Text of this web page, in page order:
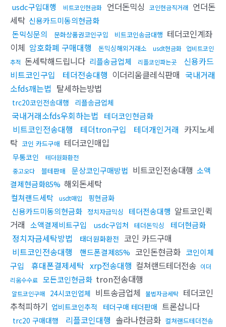
usdc구입대행 비트코인현금화 언더돈믹싱 코인현금직거래 언더돈
세탁 신용카드미동의현금화
돈믹싱문의
문화상품권코인구입 비트코인송금대행 테더코인계좌
이체 암호화폐 구매대행 돈믹싱해외거래소 usdt현금화 업비트코인
추적 돈세탁해드립니다 리플송금업체 리플코인파는곳
신용카드
비트코인구입
테더전송대행 이더리움클레식판매 국내거래
소fds깨는법 탈세하는방법
trc20코인전송대행 리플송금업체
국내거래소fds우회하는법 테더코인현금화
비트코인전송대행 테더tron구입 테더개인거래 카지노세
탁 코인 카드구매 테더코인매입
무통코인
테더원화환전
중고오다
블테판매 문상코인구매방법 비트코인전송대행 소액
결제현금화85% 해외돈세탁
컬쳐랜드세탁 usdt매입 핑현금화
신용카드미동의현금화 정치자금믹싱 테더전송대행 알트코인퀵
거래 소액결제비트구입 usdc구입처 테더돈믹싱 테더현금화
정치자금세탁방법 태더원화환전 코인 카드구매
비트코인전송대행
핸드폰결제85% 코인돈현금화 코인이체
구입
휴대폰결제세탁 xrp전송대행 컬쳐랜드테더전송 이더
리움수수료 모든코인현금화 tron전송대행
알트코인구매 24시코인업체 비트송금업체 불법자금세탁 테더코인
추척피하기 업비트코인추적 테더구매 테더판매 트론삽니다
trc20 구매대행 리플코인대행 솔라나현금화 컬쳐랜드테더전송